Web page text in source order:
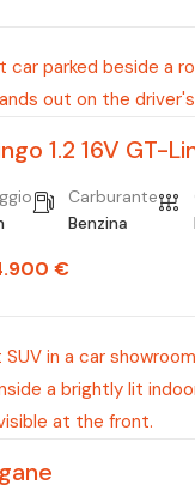
1.2 16V GT-
Carburante
Benzina
€